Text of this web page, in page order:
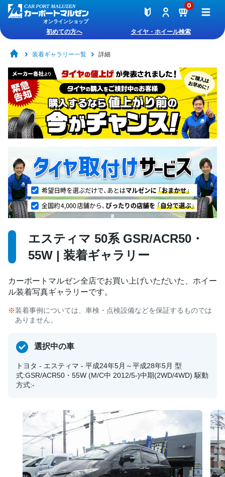
オンラインショップ
0
初めての方へ タイヤ・ホイール検索
装着ギャラリー一覧 詳細
エスティマ 50系 GSR/ACR50・
55W | 装着ギャラリー
カーポートマルゼン全店でお買い上げいただいた、ホイー
ル装着写真ギャラリーです。
装着事例については、車検・点検設備などを保証するものでは
ありません。
選択中の車
トヨタ - エスティマ - 平成24年5月～平成28年5月 型
式:GSR/ACR50・55W (M/C中 2012/5-)中期(2WD/4WD) 駆動
方式:-